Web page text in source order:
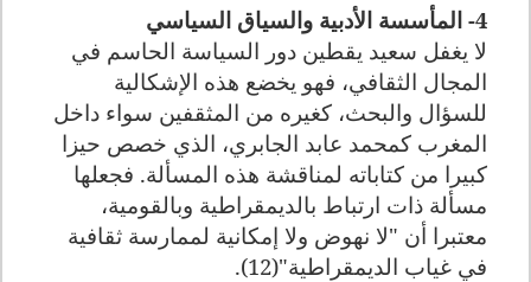
4- المأسسة الأدبية والسياق السياسي
لا يغفل سعيد يقطين دور السياسة الحاسم في
المجال الثقافي، فهو يخضع هذه الإشكالية
للسؤال والبحث، كغيره من المثقفين سواء داخل
المغرب كمحمد عابد الجابري، الذي خصص حيزا
كبيرا من كتاباته لمناقشة هذه المسألة. فجعلها
مسألة ذات ارتباط بالديمقراطية وبالقومية،
معتبرا أن "لا نهوض ولا إمكانية لممارسة ثقافية
في غياب الديمقراطية"(12).